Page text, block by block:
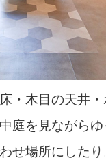
・木目の天井
庭を見ながら
せ場所にした